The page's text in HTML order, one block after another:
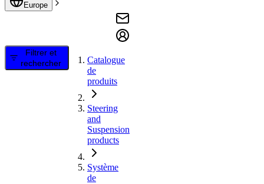
Europe
Filtrer et
rechercher
Catalogue
de
produits
Steering
and
Suspension
products
Système
de